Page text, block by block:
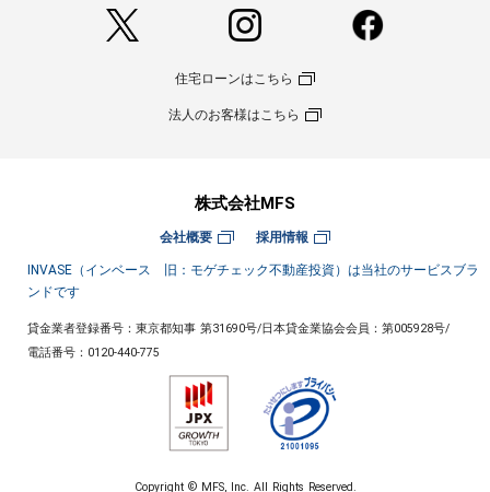
住宅ローンはこちら
法人のお客様はこちら
株式会社MFS
会社概要 採用情報
INVASE（インベース 旧：モゲチェック不動産投資）は当社のサービスブラ
ンドです
貸金業者登録番号：東京都知事 第31690号/日本貸金業協会会員：第005928号/
電話番号： 0120-440-775
Copyright © MFS, Inc. All Rights Reserved.